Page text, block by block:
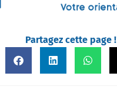
Partagez cette page !